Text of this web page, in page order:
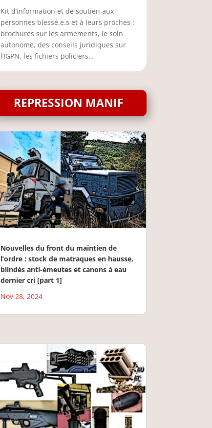
Kit d’information et de soutien aux
personnes blessé.e.s et à leurs proches :
brochures sur les armements, le soin
autonome, des conseils juridiques sur
l’IGPN, les fichiers policiers…
REPRESSION MANIF
Nouvelles du front du maintien de
l’ordre : stock de matraques en hausse,
blindés anti-émeutes et canons à eau
dernier cri [part 1]
Nov 28, 2024